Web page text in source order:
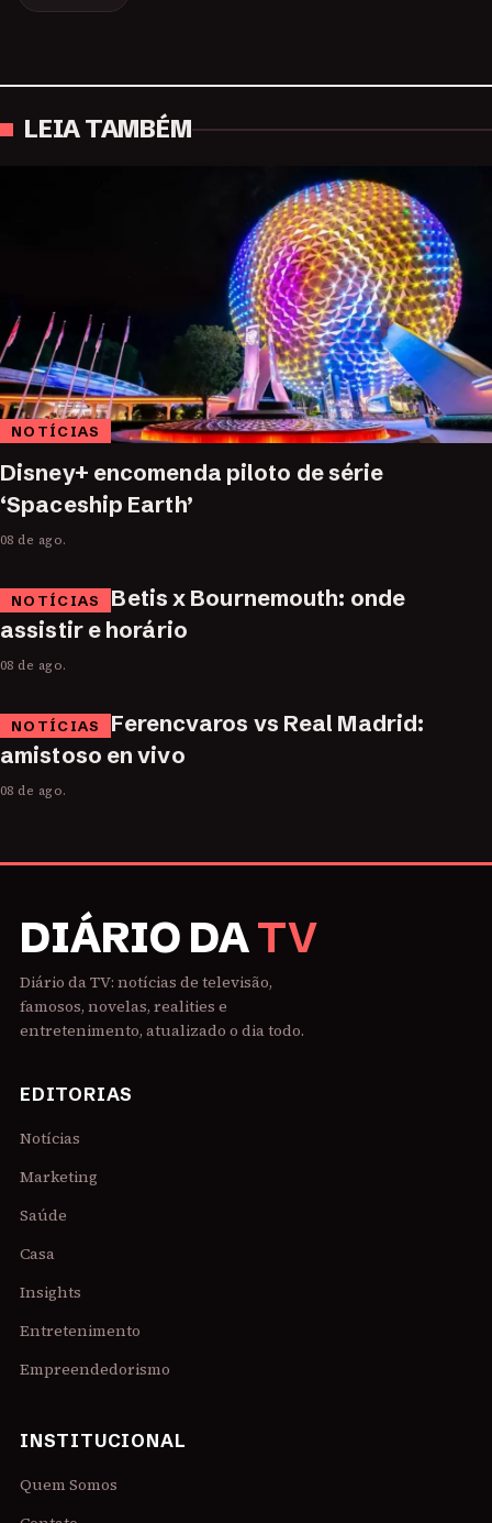
LEIA TAMBÉM
NOTÍCIAS
Disney+ encomenda piloto de série
‘Spaceship Earth’
08 de ago.
NOTÍCIAS
Betis x Bournemouth: onde
assistir e horário
08 de ago.
NOTÍCIAS
Ferencvaros vs Real Madrid:
amistoso en vivo
08 de ago.
DIÁRIO DATV
Diário da TV: notícias de televisão,
famosos, novelas, realities e
entretenimento, atualizado o dia todo.
EDITORIAS
Notícias
Marketing
Saúde
Casa
Insights
Entretenimento
Empreendedorismo
INSTITUCIONAL
Quem Somos